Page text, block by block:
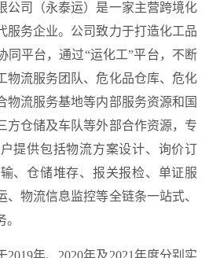
公司（永泰运）是一家主营跨境化
服务企业。公司致力于打造化工品
同平台，通过“运化工”平台，不断
物流服务团队、危化品仓库、危化
物流服务基地等内部服务资源和国
方仓储及车队等外部合作资源，专
提供包括物流方案设计、询价订
、仓储堆存、报关报检、单证服
、物流信息监控等全链条一站式、